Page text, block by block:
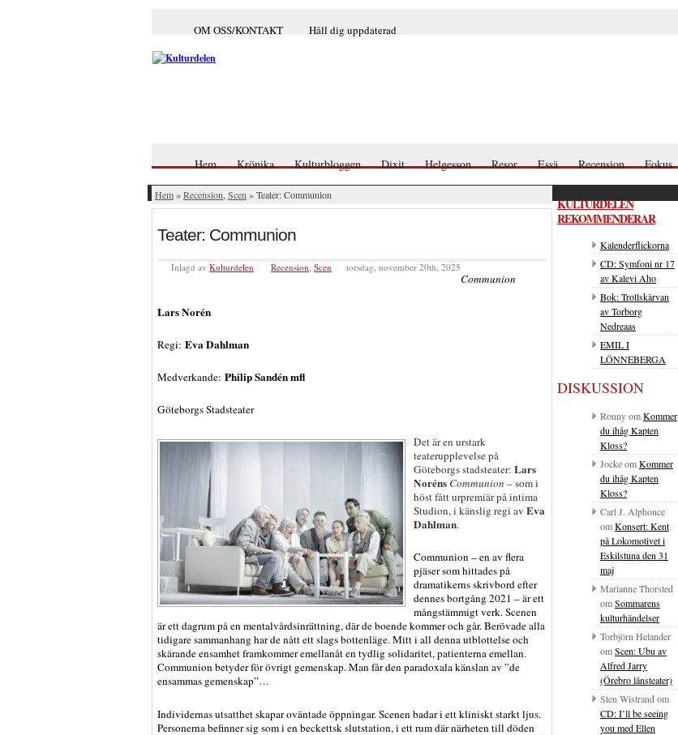
OM OSS/KONTAKT Håll dig uppdaterad
Hem Krönika Kulturbloggen Dixit Helgesson Resor Essä Recension Fokus
Hem»Recension Scen » Teater: Communion
Teater: Communion
Inlagd av Kulturdelen Recension, Scen torsdag, november 20th, 2025
Communion
Lars Norén
Regi: Eva Dahlman
Medverkande: Philip Sandén mfl
Göteborgs Stadsteater
Det är en urstark
teaterupplevelse på
Göteborgs stadsteater: Lars
Noréns Communion – som i
höst fått urpremiär på intima
Studion, i känslig regi av Eva
Dahlman.
Communion – en av flera
pjäser som hittades på
dramatikerns skrivbord efter
dennes bortgång 2021 – är ett
mångstämmigt verk. Scenen
är ett dagrum på en mentalvårdsinrättning, där de boende kommer och går. Berövade alla
tidigare sammanhang har de nått ett slags bottenläge. Mitt i all denna utblottelse och
skärande ensamhet framkommer emellanåt en tydlig solidaritet, patienterna emellan.
Communion betyder för övrigt gemenskap. Man får den paradoxala känslan av ”de
ensammas gemenskap”…
Individernas utsatthet skapar oväntade öppningar. Scenen badar i ett kliniskt starkt ljus.
Personerna befinner sig som i en beckettsk slutstation, i ett rum där närheten till döden
KULTURDELEN
REKOMMENDERAR
Kalenderflickorna
CD: Symfoni nr 17
av Kalevi Aho
Bok: Trollskärvan
av Torborg
Nedreaas
EMIL I
LÖNNEBERGA
DISKUSSION
RonnyomKommer
du ihåg Kapten
Kloss?
JockeomKommer
du ihåg Kapten
Kloss?
Carl J. Alphonce
omKonsert: Kent
på Lokomotivet i
Eskilstuna den 31
maj
Marianne Thorsted
omSommarens
kulturhändelser
Torbjörn Helander
omScen: Ubu av
Alfred Jarry
(Örebro länsteater)
Sten Wistrand om
CD: I’ll be seeing
you med Ellen